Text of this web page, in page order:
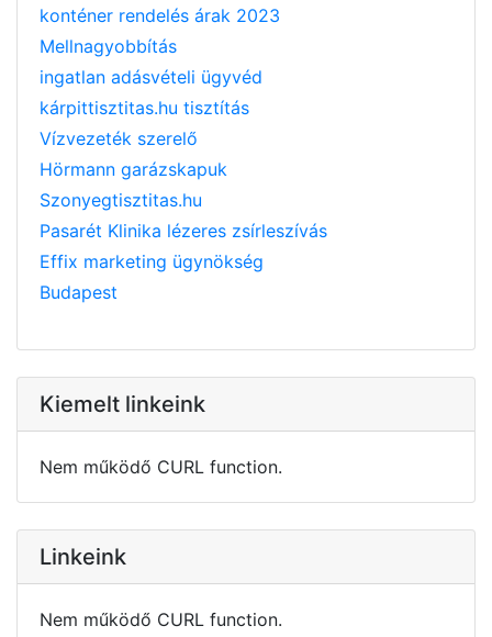
konténer rendelés árak 2023
Mellnagyobbítás
ingatlan adásvételi ügyvéd
kárpittisztitas.hu tisztítás
Vízvezeték szerelő
Hörmann garázskapuk
Szonyegtisztitas.hu
Pasarét Klinika lézeres zsírleszívás
Effix marketing ügynökség
Budapest
Kiemelt linkeink
Nem működő CURL function.
Linkeink
Nem működő CURL function.